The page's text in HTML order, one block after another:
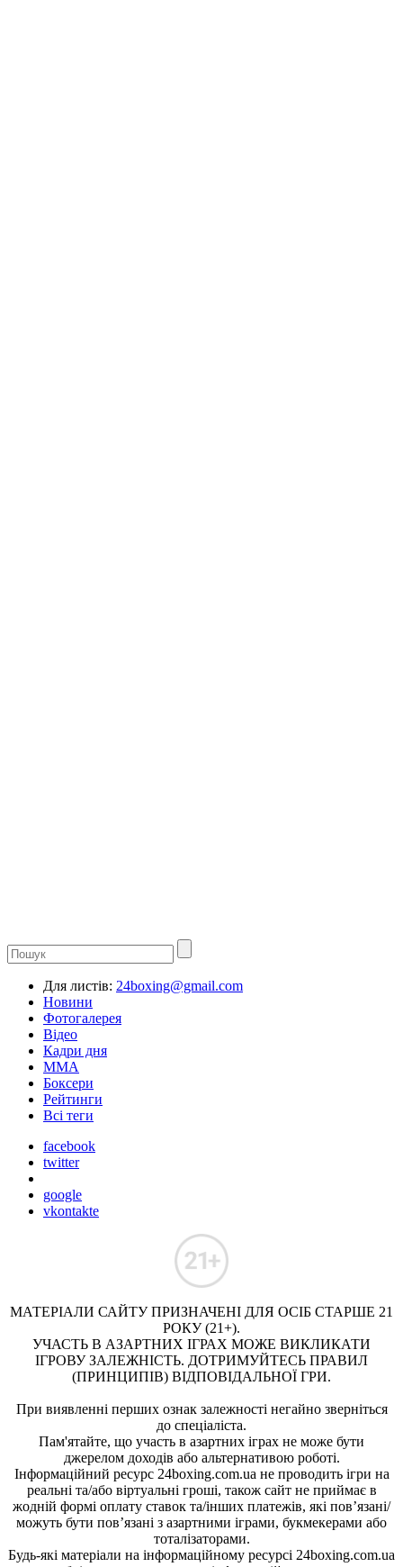
Для листів: 24boxing@gmail.com
Новини
Фотогалерея
Відео
Кадри дня
ММА
Боксери
Рейтинги
Всі теги
facebook
twitter
google
vkontakte
МАТЕРІАЛИ САЙТУ ПРИЗНАЧЕНІ ДЛЯ ОСІБ СТАРШЕ 21
РОКУ (21+).
УЧАСТЬ В АЗАРТНИХ ІГРАХ МОЖЕ ВИКЛИКАТИ
ІГРОВУ ЗАЛЕЖНІСТЬ. ДОТРИМУЙТЕСЬ ПРАВИЛ
(ПРИНЦИПІВ) ВІДПОВІДАЛЬНОЇ ГРИ.
При виявленні перших ознак залежності негайно зверніться
до спеціаліста.
Пам'ятайте, що участь в азартних іграх не може бути
джерелом доходів або альтернативою роботі.
Інформаційний ресурс 24boxing.com.ua не проводить ігри на
реальні та/або віртуальні гроші, також сайт не приймає в
жодній формі оплату ставок та/інших платежів, які пов’язані/
можуть бути пов’язані з азартними іграми, букмекерами або
тоталізаторами.
Будь-які матеріали на інформаційному ресурсі 24boxing.com.ua